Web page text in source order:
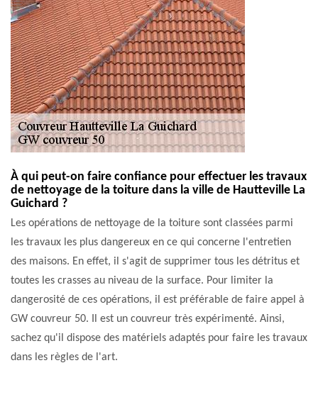
À qui peut-on faire confiance pour effectuer les travaux
de nettoyage de la toiture dans la ville de Hautteville La
Guichard ?
Les opérations de nettoyage de la toiture sont classées parmi
les travaux les plus dangereux en ce qui concerne l'entretien
des maisons. En effet, il s'agit de supprimer tous les détritus et
toutes les crasses au niveau de la surface. Pour limiter la
dangerosité de ces opérations, il est préférable de faire appel à
GW couvreur 50. Il est un couvreur très expérimenté. Ainsi,
sachez qu'il dispose des matériels adaptés pour faire les travaux
dans les règles de l'art.